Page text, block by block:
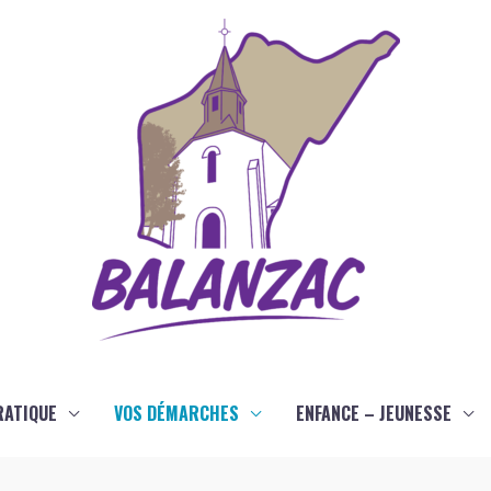
VOS DÉMARCHES ENFANCE – JEUNESSE